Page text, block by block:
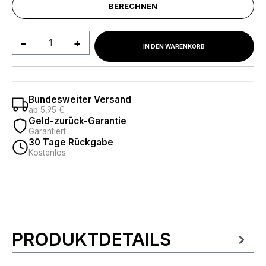
BERECHNEN
Produkt Anzahl: Gib denIN DEN WARENKORB
Bundesweiter Versand
ab 5,95 €
Geld-zurück-Garantie
Garantiert
30 Tage Rückgabe
Kostenlos
Produktinformationen
PRODUKTDETAILS